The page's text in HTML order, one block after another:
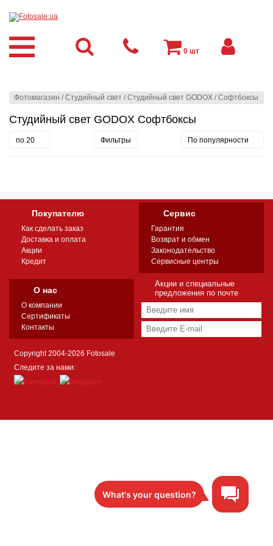
Фотомагазин /Студийный свет /Студийный свет GODOX /Софтбоксы
Студийный свет GODOX Софтбоксы
по 20 Фильтры По популярности
0 шт
Покупателю
Как сделать заказ
Доставка и оплата
Акции
Кредит
Сервис
Гарантия
Возврат и обмен
Законодательство
Сервисные центры
О нас
О компании
Сертификаты
Контакты
Акции и специальные
предложения по почте
Copyright 2004-2026 Fotosale
Следите за нами: